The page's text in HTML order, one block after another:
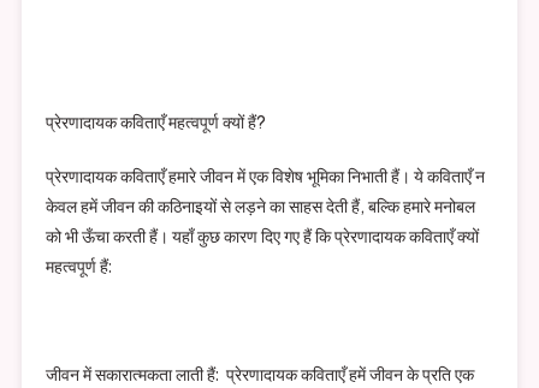
प्रेरणादायक कविताएँ महत्वपूर्ण क्यों हैं?
प्रेरणादायक कविताएँ हमारे जीवन में एक विशेष भूमिका निभाती हैं। ये कविताएँ न
केवल हमें जीवन की कठिनाइयों से लड़ने का साहस देती हैं, बल्कि हमारे मनोबल
को भी ऊँचा करती हैं। यहाँ कुछ कारण दिए गए हैं कि प्रेरणादायक कविताएँ क्यों
महत्वपूर्ण हैं:
जीवन में सकारात्मकता लाती हैं: प्रेरणादायक कविताएँ हमें जीवन के प्रति एक